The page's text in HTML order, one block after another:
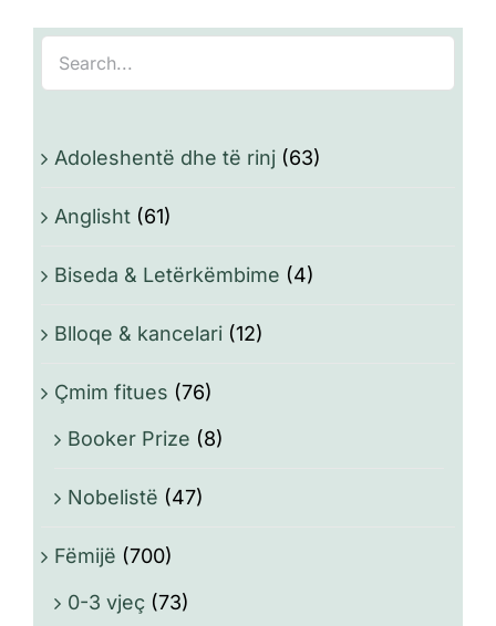
Adoleshentë dhe të rinj (63)
Anglisht (61)
Biseda & Letërkëmbime (4)
Blloqe & kancelari (12)
Çmim fitues (76)
Booker Prize (8)
Nobelistë (47)
Fëmijë (700)
0-3 vjeç (73)